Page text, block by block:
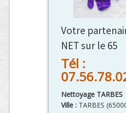
Votre
NET sur le 65
Tél :
Nettoyage TARBES
Ville : TARBES (